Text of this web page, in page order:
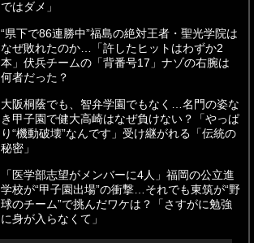
ではダメ」
“県下で86連勝中”福島の絶対王者・聖光学院は
なぜ敗れたのか…「許したヒットはわずか2
本」伏兵チームの「背番号17」ナゾの右腕は
何者だった？
大阪桐蔭でも、智弁学園でもなく…名門の姿な
き甲子園で健大高崎はなぜ負けない？「やっぱ
り“機動破壊”なんです」受け継がれる「伝統の
秘密」
「医学部志望がメンバーに4人」福岡の公立進
学校が“甲子園出場”の衝撃…それでも東筑が“野
球のチーム”で挑んだワケは？「さすがに勉強
に身が入らなくて」